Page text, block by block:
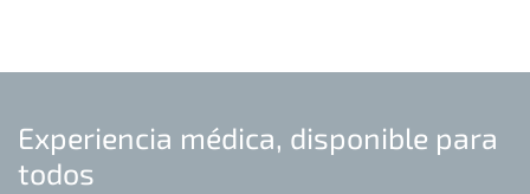
Experiencia médica, disponible para
todos